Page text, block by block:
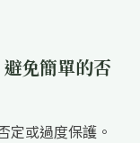
免簡單的否
定或過度保護。